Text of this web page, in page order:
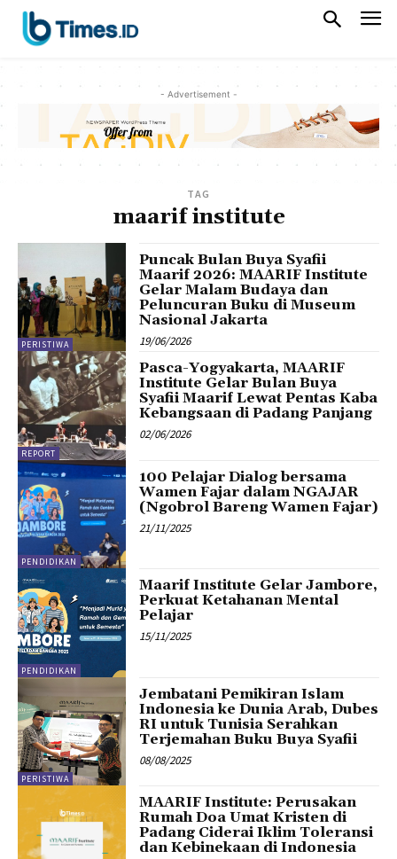
- Advertisement -
TAG
maarif institute
PERISTIWA
Puncak Bulan Buya Syafii
Maarif 2026: MAARIF Institute
Gelar Malam Budaya dan
Peluncuran Buku di Museum
Nasional Jakarta
19/06/2026
REPORT
Pasca-Yogyakarta, MAARIF
Institute Gelar Bulan Buya
Syafii Maarif Lewat Pentas Kaba
Kebangsaan di Padang Panjang
02/06/2026
PENDIDIKAN
100 Pelajar Dialog bersama
Wamen Fajar dalam NGAJAR
(Ngobrol Bareng Wamen Fajar)
21/11/2025
PENDIDIKAN
Maarif Institute Gelar Jambore,
Perkuat Ketahanan Mental
Pelajar
15/11/2025
PERISTIWA
Jembatani Pemikiran Islam
Indonesia ke Dunia Arab, Dubes
RI untuk Tunisia Serahkan
Terjemahan Buku Buya Syafii
08/08/2025
MAARIF Institute: Perusakan
Rumah Doa Umat Kristen di
Padang Ciderai Iklim Toleransi
dan Kebinekaan di Indonesia